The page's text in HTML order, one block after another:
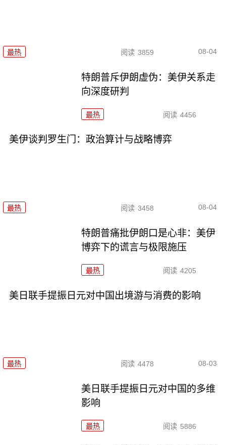
最热 阅读 3859 08-04
特朗普斥伊朗虚伪：美伊关系走
向深度研判
最热 阅读 4456
美伊谈判罗生门：政治算计与战略博弈
最热 阅读 3458 08-04
特朗普痛批伊朗口是心非：美伊
博弈下的谎言与极限施压
最热 阅读 4205
美日联手提振日元对中国出境游与消费的影响
最热 阅读 4478 08-03
美日联手提振日元对中国的多维
影响
最热 阅读 5886